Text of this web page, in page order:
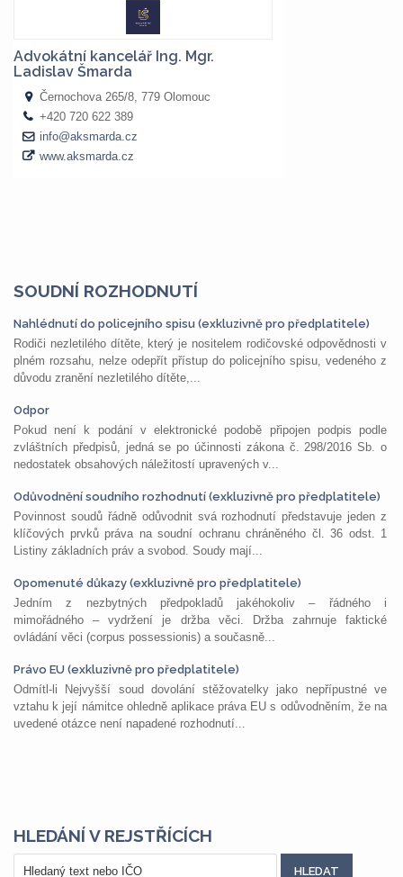
SOUDNÍ ROZHODNUTÍ
Nahlédnutí do policejního spisu (exkluzivně pro předplatitele)
Rodiči nezletilého dítěte, který je nositelem rodičovské odpovědnosti v
plném rozsahu, nelze odepřít přístup do policejního spisu, vedeného z
důvodu zranění nezletilého dítěte,...
Odpor
Pokud není k podání v elektronické podobě připojen podpis podle
zvláštních předpisů, jedná se po účinnosti zákona č. 298/2016 Sb. o
nedostatek obsahových náležitostí upravených v...
Odůvodnění soudního rozhodnutí (exkluzivně pro předplatitele)
Povinnost soudů řádně odůvodnit svá rozhodnutí představuje jeden z
klíčových prvků práva na soudní ochranu chráněného čl. 36 odst. 1
Listiny základních práv a svobod. Soudy mají...
Opomenuté důkazy (exkluzivně pro předplatitele)
Jedním z nezbytných předpokladů jakéhokoliv – řádného i
mimořádného – vydržení je držba věci. Držba zahrnuje faktické
ovládání věci (corpus possessionis) a současně...
Právo EU (exkluzivně pro předplatitele)
Odmítl-li Nejvyšší soud dovolání stěžovatelky jako nepřípustné ve
vztahu k její námitce ohledně aplikace práva EU s odůvodněním, že na
uvedené otázce není napadené rozhodnutí...
HLEDÁNÍ V REJSTŘÍCÍCH